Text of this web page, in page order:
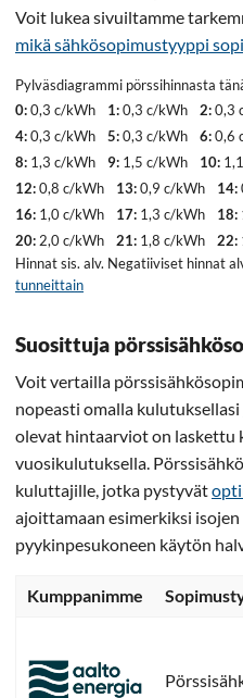
Voit lukea sivuiltamme
mikä sähkösopimustyyppi
Pylväsdiagrammi pörssihinnasta
0:0,3 c/kWh 1:0,3 c/kWh 2:0,3
4:0,3 c/kWh 5:0,3 c/kWh 6:0,6
8: 1,3 c/kWh 9: 1,5 c/kWh 10:
12:0,8 c/kWh 13:0,9 c/kWh 14:
16: 1,0 c/kWh 17: 1,3 c/kWh 18:
20: 2,0 c/kWh 21: 1,8 c/kWh 22:
Hinnat sis. alv. Negatiiviset hinnat
tunneittain
Suosittuja
Voit vertailla
nopeasti omalla kulutuksellasi
olevat hintaarviot on laskettu
vuosikulutuksella.
kuluttajille, jotka pystyvät
ajoittamaan esimerkiksi
pyykinpesukoneen käytön
Kumppanimme